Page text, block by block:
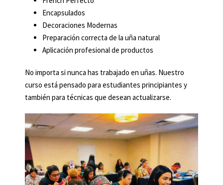
Encapsulados
Decoraciones Modernas
Preparación correcta de la uña natural
Aplicación profesional de productos
No importa si nunca has trabajado en uñas. Nuestro
curso está pensado para estudiantes principiantes y
también para técnicas que desean actualizarse.